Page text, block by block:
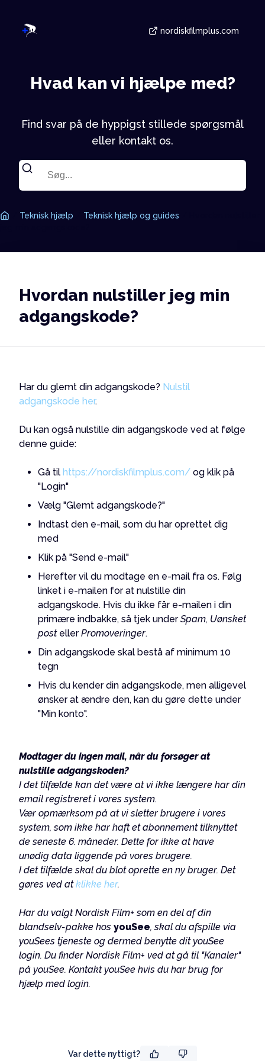
nordiskfilmplus.com
Hvad kan vi hjælpe med?
Find svar på de hyppigst stillede spørgsmål
eller kontakt os.
Teknisk hjælp Teknisk hjælp og guides
Hvordan nulstiller jeg min
adgangskode?
Har du glemt din adgangskode? Nulstil
adgangskode her.
Du kan også nulstille din adgangskode ved at følge
denne guide:
Gå til https://nordiskfilmplus.com/ og klik på
"Login"
Vælg "Glemt adgangskode?"
Indtast den e-mail, som du har oprettet dig
med
Klik på "Send e-mail"
Herefter vil du modtage en e-mail fra os. Følg
linket i e-mailen for at nulstille din
adgangskode. Hvis du ikke får e-mailen i din
primære indbakke, så tjek underSpam, Uønsket
post ellerPromoveringer.
Din adgangskode skal bestå af minimum 10
tegn
Hvis du kender din adgangskode, men alligevel
ønsker at ændre den, kan du gøre dette under
"Min konto".
Modtager du ingen mail, når du forsøger at
nulstille adgangskoden?
I det tilfælde kan det være at vi ikke længere har din
email registreret i vores system.
Vær opmærksom på at vi sletter brugere i vores
system, som ikke har haft et abonnement tilknyttet
de seneste 6. måneder. Dette for ikke at have
unødig data liggende på vores brugere.
I det tilfælde skal du blot oprette en ny bruger. Det
gøres ved atklikke her.
Har du valgt Nordisk Film+ som en del af din
blandselv-pakke hos youSee, skal du afspille via
youSees tjeneste og dermed benytte dit youSee
login. Du finder Nordisk Film+ ved at gå til "Kanaler"
på youSee. Kontakt youSee hvis du har brug for
hjælp med login.